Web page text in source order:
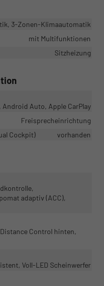
3-Zonen-Klimaautomatik
mit Multifunktionen
Sitzheizung
Auto, Apple CarPlay
Freisprecheinrichtung
Cockpit)
vorhanden
adaptiv (ACC),
Control hinten,
Voll-LED Scheinwerfer